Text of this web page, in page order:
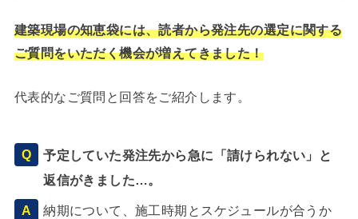
建築現場の知恵袋には、読者から発注先の選定に関する
ご質問をいただく機会が増えてきました！
代表的なご質問と回答をご紹介します。
予定していた発注先から急に「請けられない」と
返信がきました…。
納期について、施工時期とスケジュールが合うか